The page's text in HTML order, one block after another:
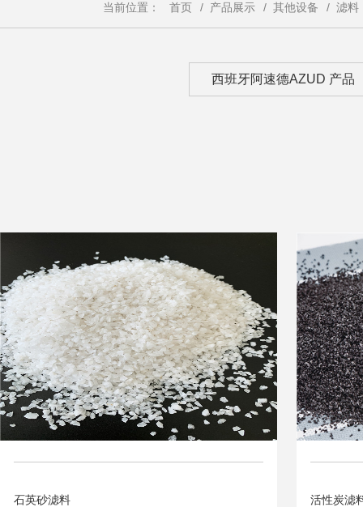
当前位置： 首页 / 产品展示 / 其他设备 / 滤料
西班牙阿速德AZUD 产品
石英砂滤料 活性炭滤